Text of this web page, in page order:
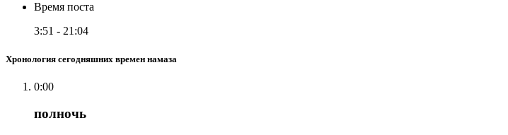
Время поста
3:51 - 21:04
Хронология сегодняшних времен намаза
0:00
полночь